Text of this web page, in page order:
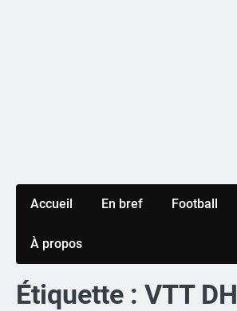
Accueil En bref Football
À propos
Étiquette : VTT DH